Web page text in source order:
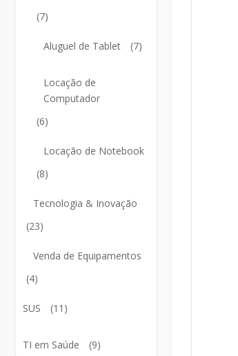
(7)
Aluguel de Tablet (7)
Locação de
Computador
(6)
Locação de Notebook
(8)
Tecnologia & Inovação
(23)
Venda de Equipamentos
(4)
SUS (11)
TI em Saúde (9)